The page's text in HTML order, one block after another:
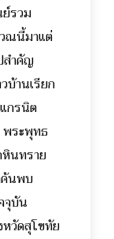
รวม
ณนี้มาแต่
สำคัญ
บ้านเรียก
กรนิต
พระพุทธ
นทราย
ค้นพบ
จุบัน
วัดสุโขทัย